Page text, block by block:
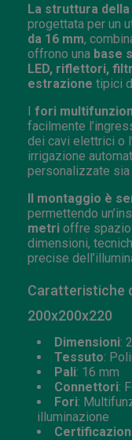
La struttura della
progettata per un
da 16 mm,
offrono una base
LED, riflettori,
estrazione tipici
I fori
facilmente
dei cavi elettrici o
irrigazione
personalizzate sia
Il montaggio è
permettendo
metri offre spazio
dimensioni,
precise
Caratteristiche
200x200x220
Dimensioni:
Tessuto:
Pali: 16 mm
Connettori:
Fori:
illuminazione